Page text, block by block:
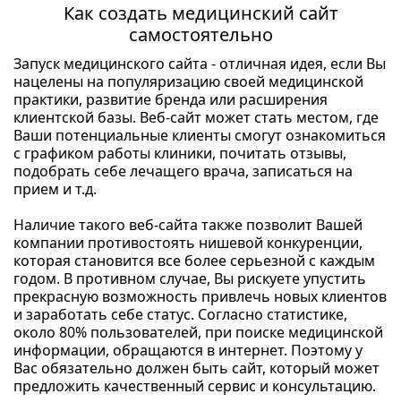
Как создать медицинский сайт
самостоятельно
Запуск медицинского сайта - отличная идея, если Вы
нацелены на популяризацию своей медицинской
практики, развитие бренда или расширения
клиентской базы. Веб-сайт может стать местом, где
Ваши потенциальные клиенты смогут ознакомиться
с графиком работы клиники, почитать отзывы,
подобрать себе лечащего врача, записаться на
прием и т.д.
Наличие такого веб-сайта также позволит Вашей
компании противостоять нишевой конкуренции,
которая становится все более серьезной с каждым
годом. В противном случае, Вы рискуете упустить
прекрасную возможность привлечь новых клиентов
и заработать себе статус. Согласно статистике,
около 80% пользователей, при поиске медицинской
информации, обращаются в интернет. Поэтому у
Вас обязательно должен быть сайт, который может
предложить качественный сервис и консультацию.